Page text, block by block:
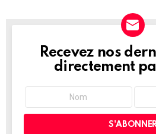
NEWSLETTER
Recevez nos
directement